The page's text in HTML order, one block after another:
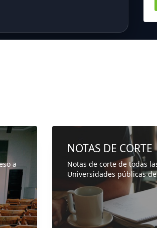
a
NOTAS DE CORTE
Notas de corte de todas
Universidades públicas